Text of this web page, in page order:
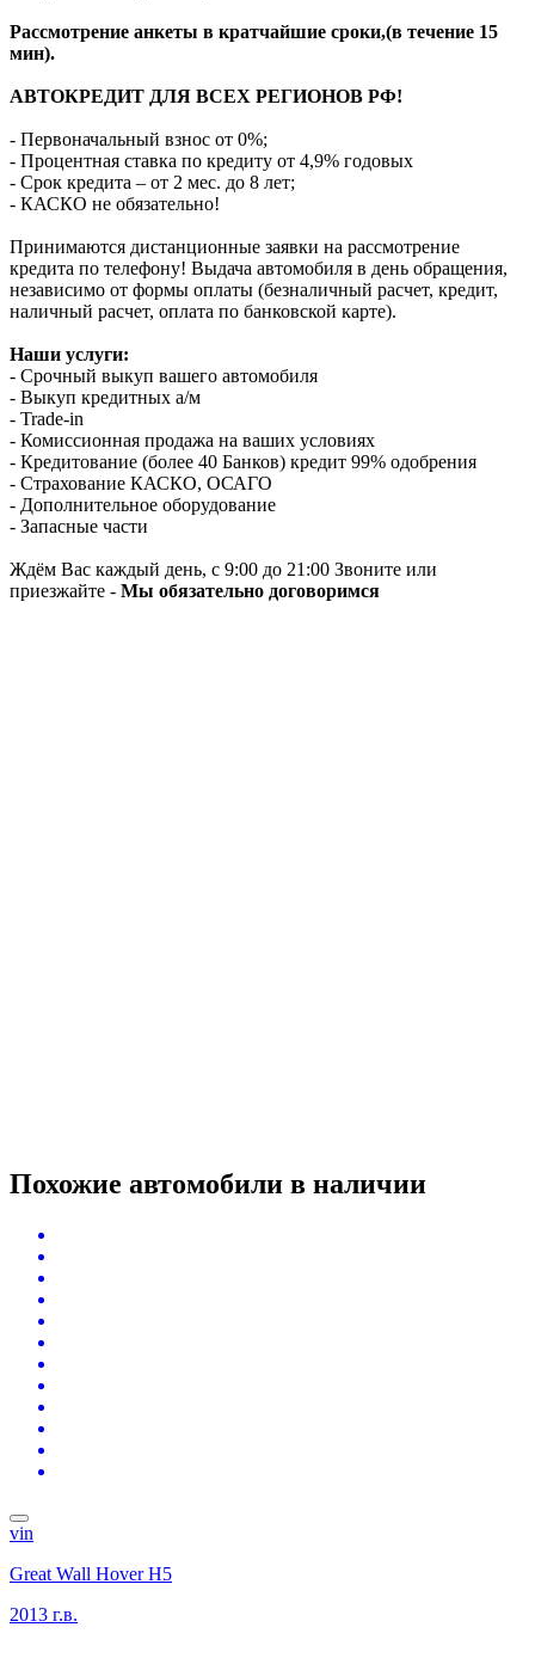
Рассмотрение анкеты в кратчайшие сроки,(в течение 15
мин).
АВТОКРЕДИТ ДЛЯ ВСЕХ РЕГИОНОВ РФ!
- Первоначальный взнос от 0%;
- Процентная ставка по кредиту от 4,9% годовых
- Срок кредита – от 2 мес. до 8 лет;
- КАСКО не обязательно!
Принимаются дистанционные заявки на рассмотрение
кредита по телефону! Выдача автомобиля в день обращения,
независимо от формы оплаты (безналичный расчет, кредит,
наличный расчет, оплата по банковской карте).
Наши услуги:
- Срочный выкуп вашего автомобиля
- Выкуп кредитных а/м
- Trade-in
- Комиссионная продажа на ваших условиях
- Кредитование (более 40 Банков) кредит 99% одобрения
- Страхование КАСКО, ОСАГО
- Дополнительное оборудование
- Запасные части
Ждём Вас каждый день, с 9:00 до 21:00 Звоните или
приезжайте - Мы обязательно договоримся
Похожие автомобили в наличии
vin
Great Wall Hover H5
2013 г.в.